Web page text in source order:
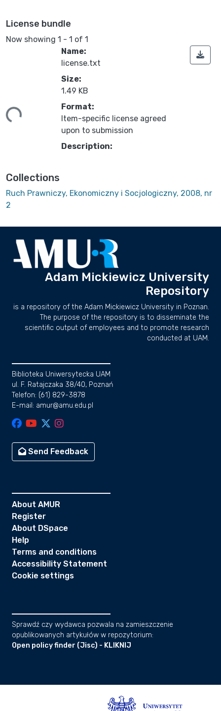
License bundle
Now showing 1 - 1 of 1
Name:
license.txt
Size:
1.49 KB
Format:
Item-specific license agreed
upon to submission
Description:
Collections
Ruch Prawniczy, Ekonomiczny i Socjologiczny, 2008, nr
2
Adam Mickiewicz University
Repository
is a repository of the Adam Mickiewicz University in Poznan.
The purpose of the repository is to disseminate the
scientific output of employees and to promote research
conducted at UAM.
Biblioteka Uniwersytecka UAM
ul. F. Ratajczaka 38/40, Poznań
Telefon: (61) 829-3878
E-mail: amur@amu.edu.pl
Send Feedback
About AMUR
Register
About DSpace
Help
Terms and conditions
Accessibility Statement
Cookie settings
Sprawdź czy wydawca pozwala na zamieszczenie
opublikowanych artykułów w repozytorium:
Open policy finder (Jisc) - KLIKNIJ